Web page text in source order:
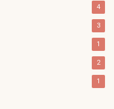
4
3
1
2
1